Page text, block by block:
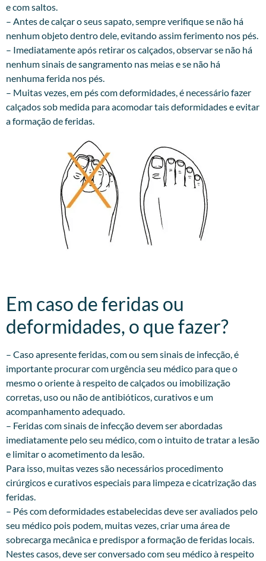
e com saltos.
– Antes de calçar o seus sapato, sempre verifique se não há
nenhum objeto dentro dele, evitando assim ferimento nos pés.
– Imediatamente após retirar os calçados, observar se não há
nenhum sinais de sangramento nas meias e se não há
nenhuma ferida nos pés.
– Muitas vezes, em pés com deformidades, é necessário fazer
calçados sob medida para acomodar tais deformidades e evitar
a formação de feridas.
Em caso de feridas ou
deformidades, o que fazer?​
– Caso apresente feridas, com ou sem sinais de infecção, é
importante procurar com urgência seu médico para que o
mesmo o oriente à respeito de calçados ou imobilização
corretas, uso ou não de antibióticos, curativos e um
acompanhamento adequado.
– Feridas com sinais de infecção devem ser abordadas
imediatamente pelo seu médico, com o intuito de tratar a lesão
e limitar o acometimento da lesão.
Para isso, muitas vezes são necessários procedimento
cirúrgicos e curativos especiais para limpeza e cicatrização das
feridas.
– Pés com deformidades estabelecidas deve ser avaliados pelo
seu médico pois podem, muitas vezes, criar uma área de
sobrecarga mecânica e predispor a formação de feridas locais.
Nestes casos, deve ser conversado com seu médico à respeito